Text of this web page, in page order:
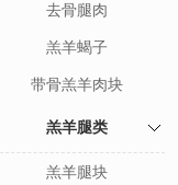
去骨腿肉
羔羊蝎子
带骨羔羊肉块
羔羊腿类
羔羊腿块